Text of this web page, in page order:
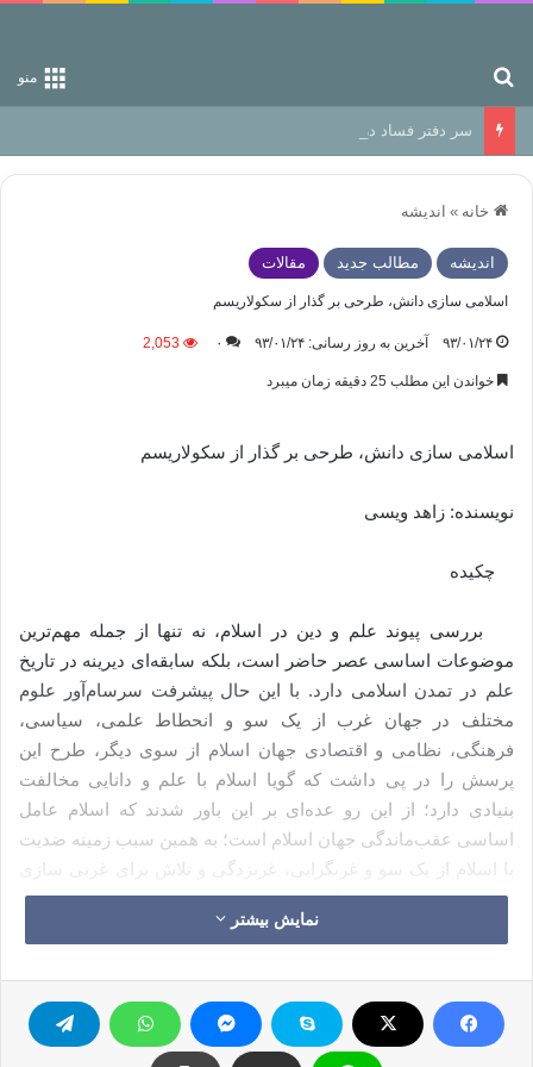
منو
سر دفتر فساد در زمین‌، دوری وکناره‌گیری از راه خداست‌!
خانه » اندیشه
اندیشه مطالب جدید مقالات
اسلامی سازی دانش، طرحی بر گذار از سکولاریسم
۹۳/۰۱/۲۴ آخرین به روز رسانی: ۹۳/۰۱/۲۴ ۰ 2,053
خواندن این مطلب 25 دقیقه زمان میبرد
اسلامی سازی دانش، طرحی بر گذار از سکولاریسم
نویسنده: زاهد ویسی
چکیده
بررسی پیوند علم و دین در اسلام، نه تنها از جمله مهم‌ترین
موضوعات اساسی عصر حاضر است، بلکه سابقه‌ای دیرینه در تاریخ
علم در تمدن اسلامی دارد. با این حال پیشرفت سرسام‌آور علوم
مختلف در جهان غرب از یک سو و انحطاط علمی، سیاسی،
فرهنگی، نظامی و اقتصادی جهان اسلام از سوی دیگر، طرح این
پرسش را در پی داشت که گویا اسلام با علم و دانایی مخالفت
بنیادی دارد؛ از این رو عده‌ای بر این باور شدند که اسلام عامل
اساسی عقب‌ماندگی جهان اسلام است؛ به همین سبب زمینه ضدیت
با اسلام از یک سو و غربگرایی، غربزدگی و تلاش برای غربی سازی
جهان اسلام از سوی دیگر فراهم شد. عده‌ای نیز با این باور که این
شیوه رویکرد به دین اسلام نادرست و غیرحقیقی است، راه اصلاحات
که از زمان مرحوم «سیدجمال» و «شیخ‌محمد‌عبده» شروع شد، به
دست شاگردان و پیروان آنان در دوره‌های بعد گسترش یافت تا این‌که
به اسلامی‌سازی دانش انجامید.
نمایش بیشتر